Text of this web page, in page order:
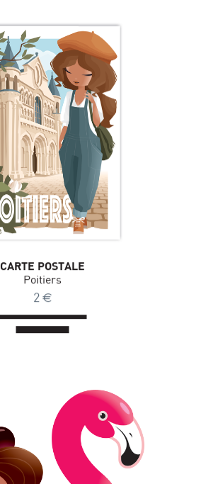
CARTE POSTALE
Poitiers
2 €